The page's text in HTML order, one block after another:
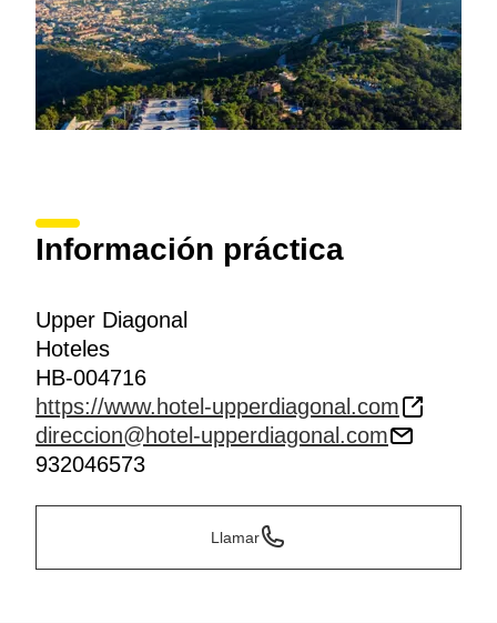
Información práctica
Upper Diagonal
Hoteles
HB-004716
https://www.hotel-upperdiagonal.com
direccion@hotel-upperdiagonal.com
932046573
Llamar